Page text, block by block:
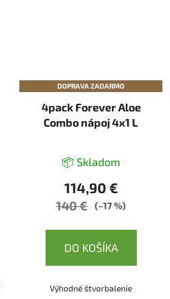
DOPRAVA ZADARMO
4pack Forever Aloe
Combo nápoj 4x1 L
📦 Skladom
114,90 €
140 € (–17 %)
DO KOŠÍKA
Výhodné štvorbalenie